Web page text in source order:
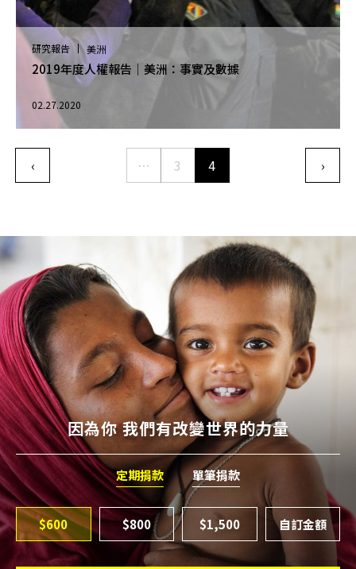
研究報告 美洲
2019年度人權報告｜美洲：事實及數據
02.27.2020
Pagination
‹Previous page … 3 4 ›下一
因為你 我們有改變世界的力量
定期捐款 單筆捐款
$600 $800 $1,500